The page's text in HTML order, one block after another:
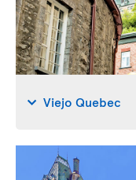
Viejo Quebec